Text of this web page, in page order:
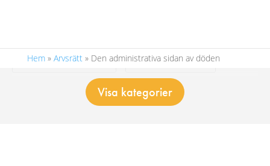
Hem» Arvsrätt» Den administrativa sidan av döden
Köpekontrakt m.m. Fel i bostadsrätt
Dolt fel
Visa kategorier